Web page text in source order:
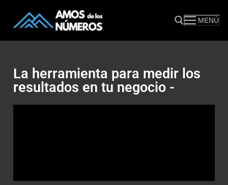
MENÚ
La herramienta para medir los
resultados en tu negocio -